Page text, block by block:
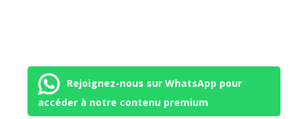
Rejoignez-nous sur WhatsApp pour
accéder à notre contenu premium